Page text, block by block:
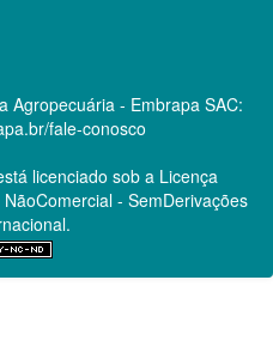
Agropecuária - Embrapa SAC:
fale-conosco
licenciado sob a Licença
- SemDerivações